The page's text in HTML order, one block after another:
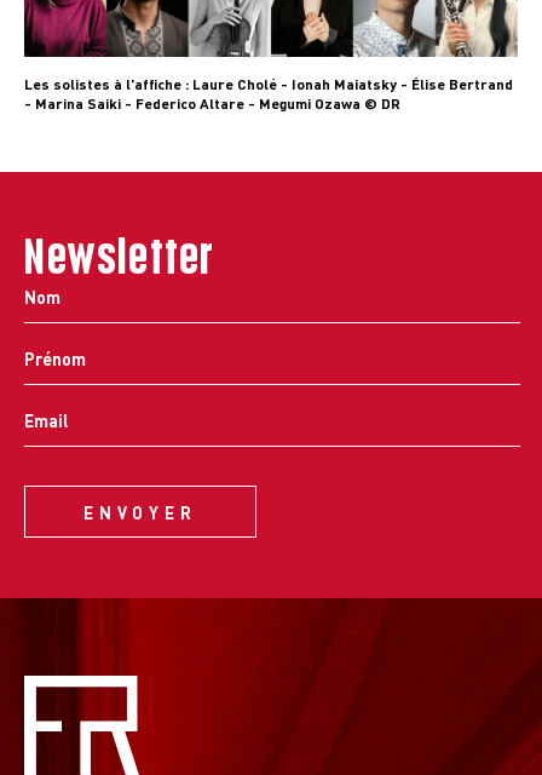
Les solistes à l'affiche : Laure Cholé - Ionah Maiatsky - Élise Bertrand
- Marina Saiki - Federico Altare - Megumi Ozawa © DR
Newsletter